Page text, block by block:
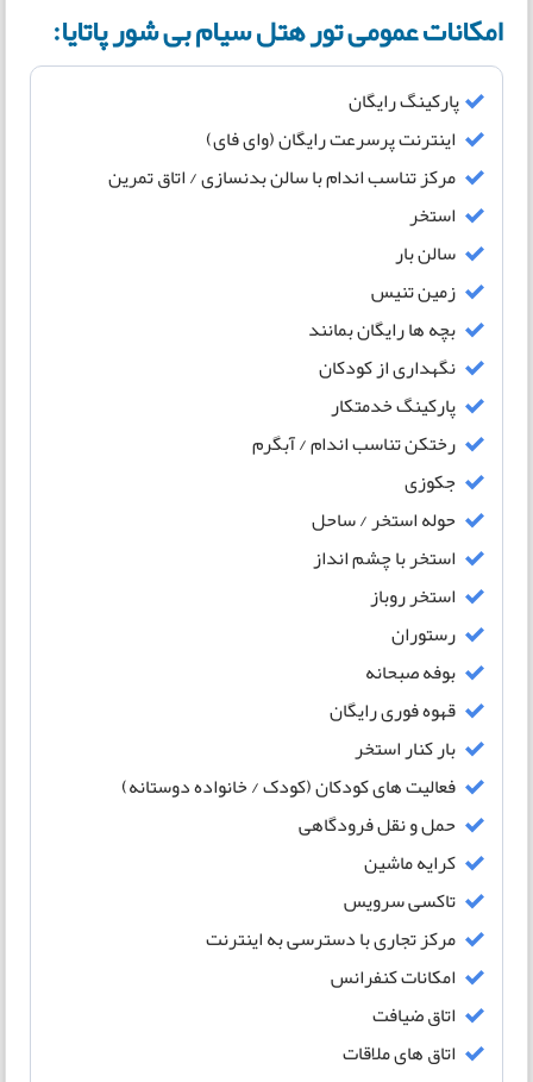
امکانات عمومی تور هتل سیام بی شور پاتایا:
پارکینگ رایگان
اینترنت پرسرعت رایگان (وای فای)
مرکز تناسب اندام با سالن بدنسازی / اتاق تمرین
استخر
سالن بار
زمین تنیس
بچه ها رایگان بمانند
نگهداری از کودکان
پارکینگ خدمتکار
رختکن تناسب اندام / آبگرم
جکوزی
حوله استخر / ساحل
استخر با چشم انداز
استخر روباز
رستوران
بوفه صبحانه
قهوه فوری رایگان
بار کنار استخر
فعالیت های کودکان (کودک / خانواده دوستانه)
حمل و نقل فرودگاهی
کرایه ماشین
تاکسی سرویس
مرکز تجاری با دسترسی به اینترنت
امکانات کنفرانس
اتاق ضیافت
اتاق های ملاقات